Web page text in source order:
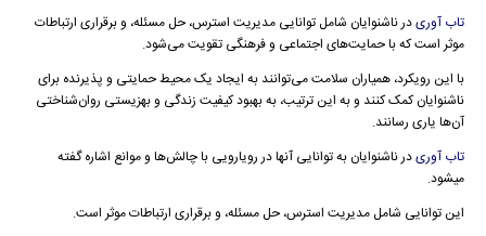
تاب آوریدر ناشنوایان شامل توانایی مدیریت استرس، حل مسئله، و برقراری ارتباطات
موثر است که با حمایت‌های اجتماعی و فرهنگی تقویت می‌شود.
با این رویکرد، همیاران سلامت می‌توانند به ایجاد یک محیط حمایتی و پذیرنده برای
ناشنوایان کمک کنند و به این ترتیب، به بهبود کیفیت زندگی و بهزیستی روان‌شناختی
آن‌ها یاری رسانند.
تاب آوریدر ناشنوایان به توانایی آنها در رویارویی با چالش‌ها و موانع اشاره گفته
میشود.
این توانایی شامل مدیریت استرس، حل مسئله، و برقراری ارتباطات موثر است.